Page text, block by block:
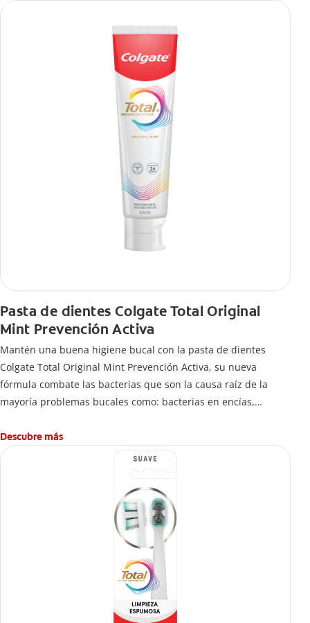
Pasta de dientes Colgate Total Original
Mint Prevención Activa
Mantén una buena higiene bucal con la pasta de dientes
Colgate Total Original Mint Prevención Activa, su nueva
fórmula combate las bacterias que son la causa raíz de la
mayoría problemas bucales como: bacterias en encías,
caries.
Descubre más